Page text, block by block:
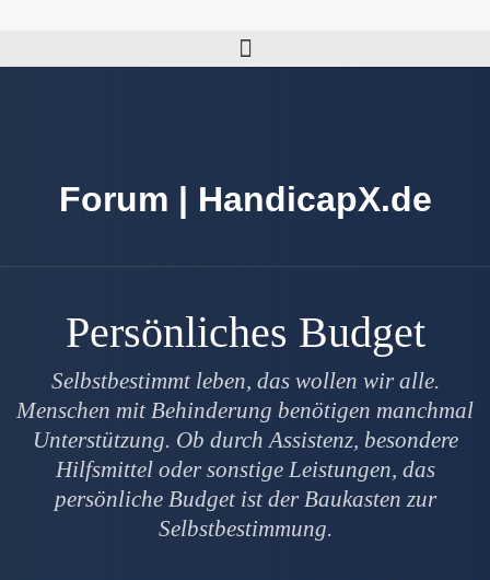
Forum | HandicapX.de
Persönliches Budget
Selbstbestimmt leben, das wollen wir alle.
Menschen mit Behinderung benötigen manchmal
Unterstützung. Ob durch Assistenz, besondere
Hilfsmittel oder sonstige Leistungen, das
persönliche Budget ist der Baukasten zur
Selbstbestimmung.